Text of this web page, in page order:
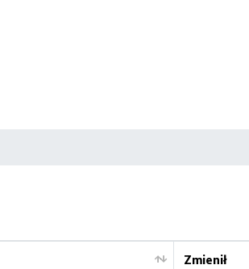
Zmienił